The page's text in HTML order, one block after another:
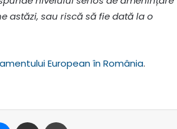
astăzi, sau riscă să fie dată la o
European în România.
Mesager Distribuie prin e-mail